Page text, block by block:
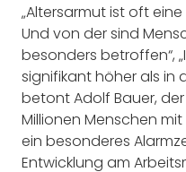
„Altersarmut ist oft
Und von der sind
besonders betroffen“,
signifikant höher als in
betont Adolf Bauer,
Millionen Menschen
ein besonderes
Entwicklung am